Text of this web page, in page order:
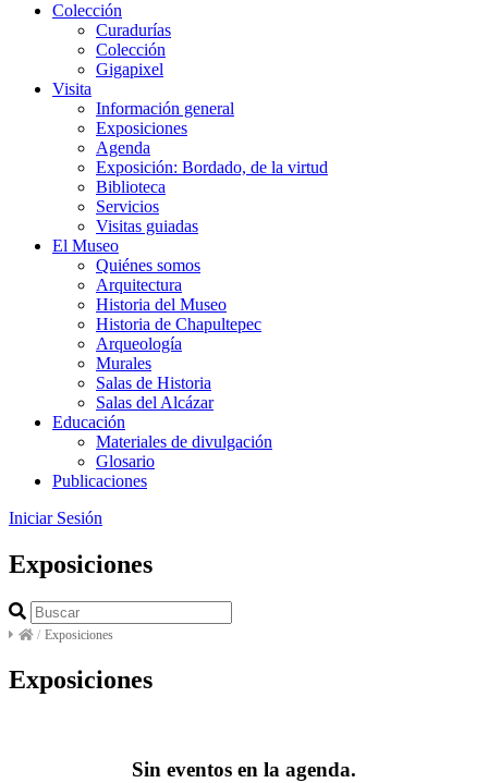
Colección
Curadurías
Colección
Gigapixel
Visita
Información general
Exposiciones
Agenda
Exposición: Bordado, de la virtud
Biblioteca
Servicios
Visitas guiadas
El Museo
Quiénes somos
Arquitectura
Historia del Museo
Historia de Chapultepec
Arqueología
Murales
Salas de Historia
Salas del Alcázar
Educación
Materiales de divulgación
Glosario
Publicaciones
Iniciar Sesión
Exposiciones
/ Exposiciones
Exposiciones
Sin eventos en la agenda.